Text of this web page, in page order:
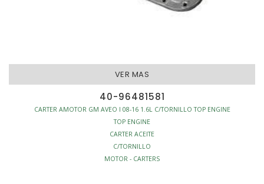
VER MAS
40-96481581
CARTER AMOTOR GM AVEO I 08-16 1.6L C/TORNILLO TOP ENGINE
TOP ENGINE
CARTER ACEITE
C/TORNILLO
MOTOR - CARTERS